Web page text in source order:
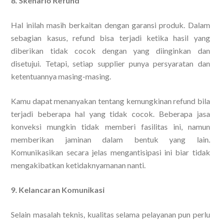
Hal inilah masih berkaitan dengan garansi produk. Dalam
sebagian kasus, refund bisa terjadi ketika hasil yang
diberikan tidak cocok dengan yang diinginkan dan
disetujui. Tetapi, setiap supplier punya persyaratan dan
ketentuannya masing-masing.
Kamu dapat menanyakan tentang kemungkinan refund bila
terjadi beberapa hal yang tidak cocok. Beberapa jasa
konveksi mungkin tidak memberi fasilitas ini, namun
memberikan jaminan dalam bentuk yang lain.
Komunikasikan secara jelas mengantisipasi ini biar tidak
mengakibatkan ketidaknyamanan nanti.
9. Kelancaran Komunikasi
Selain masalah teknis, kualitas selama pelayanan pun perlu